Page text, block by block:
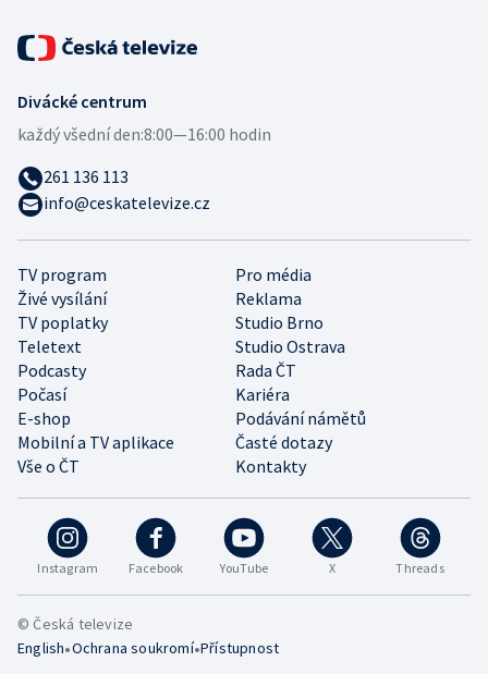
Instagram Facebook YouTube X Threads
TV program
Pro média
Živé vysílání
Reklama
TV poplatky
Studio Brno
Teletext
Studio Ostrava
Podcasty
Rada ČT
Počasí
Kariéra
E-shop
Podávání námětů
Mobilní a TV aplikace
Časté dotazy
Vše o ČT
Kontakty
Divácké centrum
každý všední den:8:00—16:00 hodin
261 136 113
info@ceskatelevize.cz
© Česká televize
English•Ochrana soukromí•Přístupnost